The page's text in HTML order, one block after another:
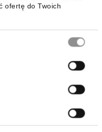
ofertę do Twoich